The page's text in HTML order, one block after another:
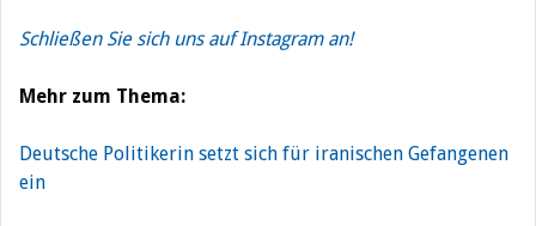
Schließen Sie sich uns auf Instagram an!
Mehr zum Thema:
Deutsche Politikerin setzt sich für iranischen Gefangenen
ein